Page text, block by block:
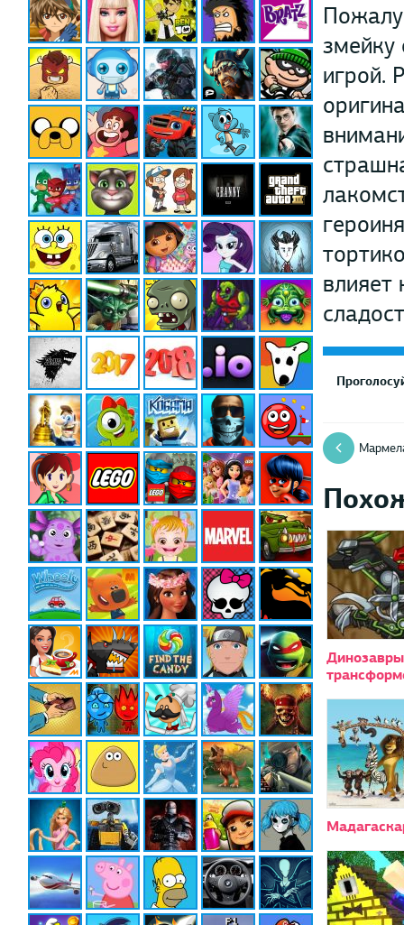
змейку
игрой.
влияет
Динозавры